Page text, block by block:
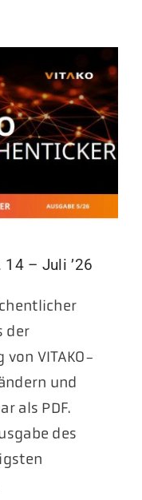
14 – Juli ’26
der
VITAKO-
und
als PDF.
des